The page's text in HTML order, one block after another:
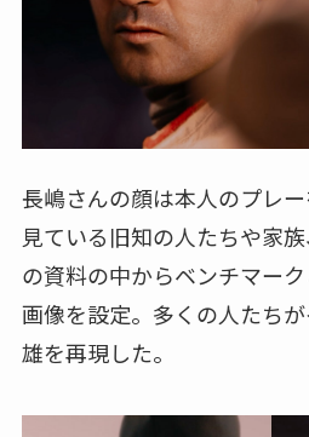
長嶋さんの顔は本人のプレ
見ている旧知の人たちや家
の資料の中からベンチマー
画像を設定。多くの人たち
雄を再現した。